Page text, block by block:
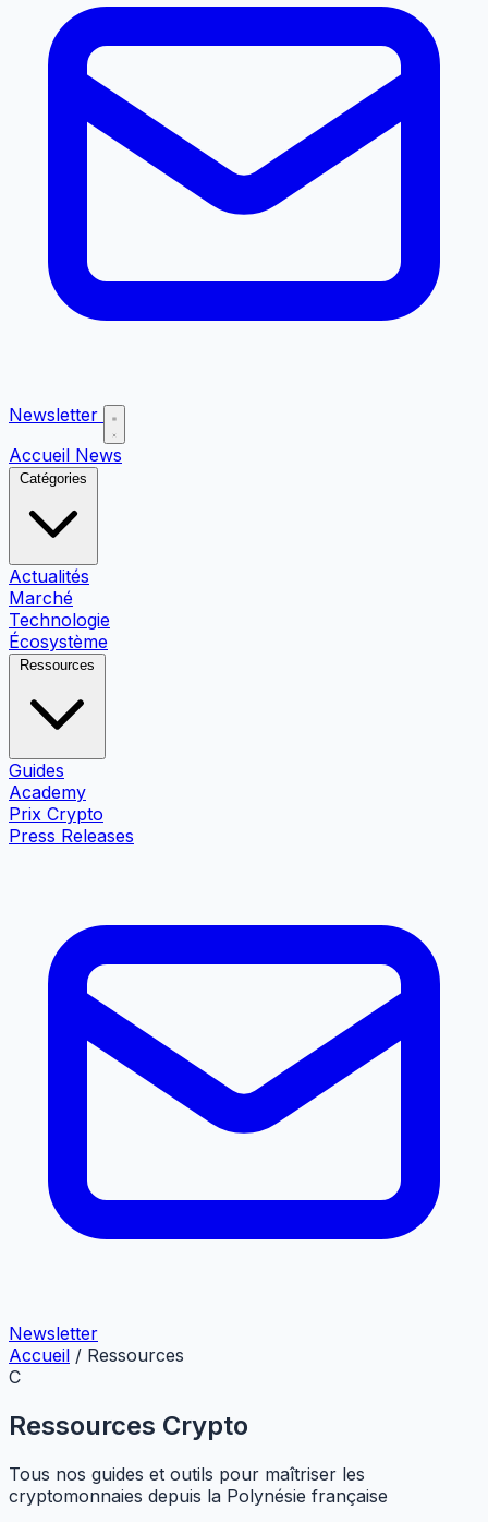
Newsletter
Accueil News
Catégories
Actualités
Marché
Technologie
Écosystème
Ressources
Guides
Academy
Prix Crypto
Press Releases
Newsletter
Accueil / Ressources
C
Ressources Crypto
Tous nos guides et outils pour maîtriser les
cryptomonnaies depuis la Polynésie française